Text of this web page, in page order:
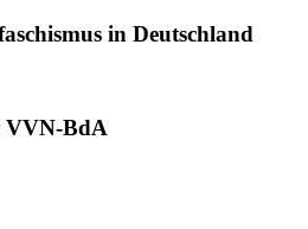
in Deutschland
VVN-BdA